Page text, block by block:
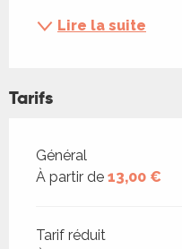
Lire la suite
Tarifs
Tarifs 2026
Général
À partir de 13,00 €
Tarif réduit